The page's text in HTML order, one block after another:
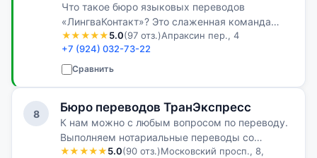
Что такое бюро языковых переводов
«ЛингваКонтакт»? Это слаженная команда
профессионалов, неоценимый опыт
выполнения самых сложных переводов с
иностранных языков, обширная база клиентов
★★★★★5.0(97 отз.)Апраксин пер., 4
+7 (924) 032-73-22
Сравнить
8 Бюро переводов ТранЭкспресс
К нам можно с любым вопросом по переводу.
Выполняем нотариальные переводы со
скидкой на большие комплекты. Подбираем
★★★★★5.0(90 отз.)Московский просп., 8,